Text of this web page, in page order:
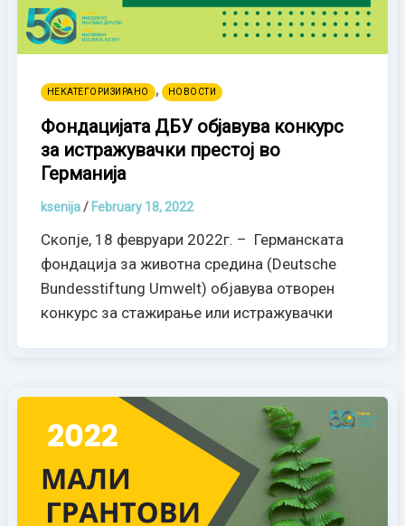
НЕКАТЕГОРИЗИРАНО , НОВОСТИ
Фондацијата ДБУ објавува конкурс
за истражувачки престој во
Германија
ksenija/ February 18, 2022
Скопје, 18 февруари 2022г. – Германската
фондација за животна средина (Deutsche
Bundesstiftung Umwelt) објавува отворен
конкурс за стажирање или истражувачки